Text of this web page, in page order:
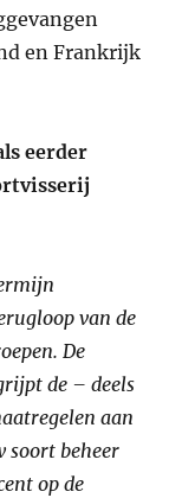
en Frankrijk
eerder
van de
De
de – deels
aan
soort beheer
op de